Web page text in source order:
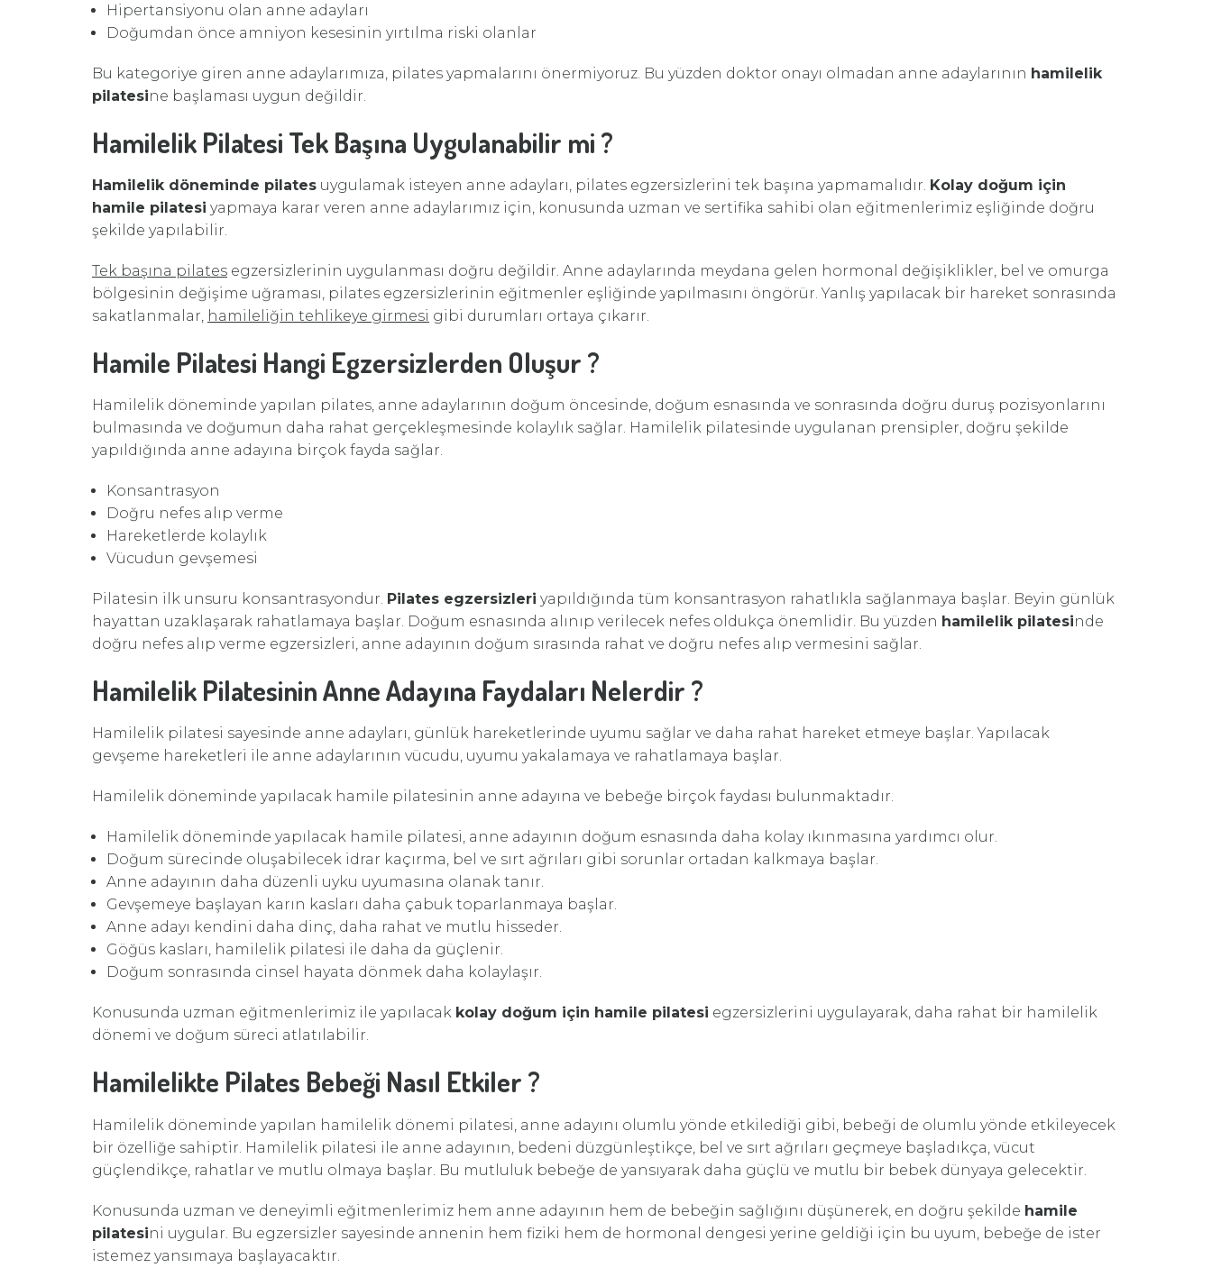
Hipertansiyonu olan anne adayları
Doğumdan önce amniyon kesesinin yırtılma riski olanlar
Bu kategoriye giren anne adaylarımıza, pilates yapmalarını önermiyoruz. Bu yüzden doktor onayı olmadan anne adaylarının hamilelik
pilatesine başlaması uygun değildir.
Hamilelik Pilatesi Tek Başına Uygulanabilir mi ?
Hamilelik döneminde pilates uygulamak isteyen anne adayları, pilates egzersizlerini tek başına yapmamalıdır. Kolay doğum için
hamile pilatesi yapmaya karar veren anne adaylarımız için, konusunda uzman ve sertifika sahibi olan eğitmenlerimiz eşliğinde doğru
şekilde yapılabilir.
Tek başına pilates egzersizlerinin uygulanması doğru değildir. Anne adaylarında meydana gelen hormonal değişiklikler, bel ve omurga
bölgesinin değişime uğraması, pilates egzersizlerinin eğitmenler eşliğinde yapılmasını öngörür. Yanlış yapılacak bir hareket sonrasında
sakatlanmalar, hamileliğin tehlikeye girmesi gibi durumları ortaya çıkarır.
Hamile Pilatesi Hangi Egzersizlerden Oluşur ?
Hamilelik döneminde yapılan pilates, anne adaylarının doğum öncesinde, doğum esnasında ve sonrasında doğru duruş pozisyonlarını
bulmasında ve doğumun daha rahat gerçekleşmesinde kolaylık sağlar. Hamilelik pilatesinde uygulanan prensipler, doğru şekilde
yapıldığında anne adayına birçok fayda sağlar.
Konsantrasyon
Doğru nefes alıp verme
Hareketlerde kolaylık
Vücudun gevşemesi
Pilatesin ilk unsuru konsantrasyondur. Pilates egzersizleri yapıldığında tüm konsantrasyon rahatlıkla sağlanmaya başlar. Beyin günlük
hayattan uzaklaşarak rahatlamaya başlar. Doğum esnasında alınıp verilecek nefes oldukça önemlidir. Bu yüzden hamilelik pilatesinde
doğru nefes alıp verme egzersizleri, anne adayının doğum sırasında rahat ve doğru nefes alıp vermesini sağlar.
Hamilelik Pilatesinin Anne Adayına Faydaları Nelerdir ?
Hamilelik pilatesi sayesinde anne adayları, günlük hareketlerinde uyumu sağlar ve daha rahat hareket etmeye başlar. Yapılacak
gevşeme hareketleri ile anne adaylarının vücudu, uyumu yakalamaya ve rahatlamaya başlar.
Hamilelik döneminde yapılacak hamile pilatesinin anne adayına ve bebeğe birçok faydası bulunmaktadır.
Hamilelik döneminde yapılacak hamile pilatesi, anne adayının doğum esnasında daha kolay ıkınmasına yardımcı olur.
Doğum sürecinde oluşabilecek idrar kaçırma, bel ve sırt ağrıları gibi sorunlar ortadan kalkmaya başlar.
Anne adayının daha düzenli uyku uyumasına olanak tanır.
Gevşemeye başlayan karın kasları daha çabuk toparlanmaya başlar.
Anne adayı kendini daha dinç, daha rahat ve mutlu hisseder.
Göğüs kasları, hamilelik pilatesi ile daha da güçlenir.
Doğum sonrasında cinsel hayata dönmek daha kolaylaşır.
Konusunda uzman eğitmenlerimiz ile yapılacak kolay doğum için hamile pilatesi egzersizlerini uygulayarak, daha rahat bir hamilelik
dönemi ve doğum süreci atlatılabilir.
Hamilelikte Pilates Bebeği Nasıl Etkiler ?
Hamilelik döneminde yapılan hamilelik dönemi pilatesi, anne adayını olumlu yönde etkilediği gibi, bebeği de olumlu yönde etkileyecek
bir özelliğe sahiptir. Hamilelik pilatesi ile anne adayının, bedeni düzgünleştikçe, bel ve sırt ağrıları geçmeye başladıkça, vücut
güçlendikçe, rahatlar ve mutlu olmaya başlar. Bu mutluluk bebeğe de yansıyarak daha güçlü ve mutlu bir bebek dünyaya gelecektir.
Konusunda uzman ve deneyimli eğitmenlerimiz hem anne adayının hem de bebeğin sağlığını düşünerek, en doğru şekilde hamile
pilatesini uygular. Bu egzersizler sayesinde annenin hem fiziki hem de hormonal dengesi yerine geldiği için bu uyum, bebeğe de ister
istemez yansımaya başlayacaktır.